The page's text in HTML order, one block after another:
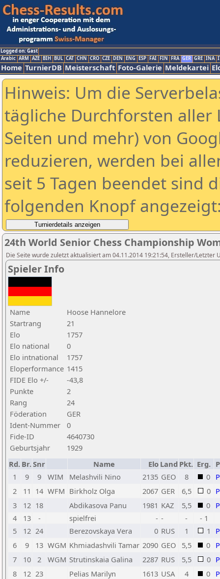
Logged on: Gast
Arabic ARM AZE BIH BUL CAT CHN CRO CZE DEN ENG ESP FAI FIN FRA GER GRE INA
Home TurnierDB Meisterschaft Foto-Galerie Meldekartei
Hinweis: Um die
tägliche Durchforsten aller
Seiten und mehr) von
reduzieren, werden bei
seit 5 Tagen beendet sind
folgenden Knopf
24th World Senior Chess Championship
Die Seite wurde zuletzt aktualisiert am 04.11.2014 19:21:54, Ersteller/Letzter
Spieler Info
Name
Hoose Hannelore
Startrang
21
Elo
1757
Elo national
0
Elo intnational
1757
Eloperformance 1415
FIDE Elo +/-
-43,8
Punkte
2
Rang
24
Föderation
GER
Ident-Nummer
0
Fide-ID
4640730
Geburtsjahr
1929
Rd. Br.Snr Name Elo Land Pkt. Erg.
1
9 9 WIM Melashvili Nino 2135 GEO 8 0
2
11 14 WFM Birkholz Olga 2067 GER 6,5 0
3
12 18 Abdikasova Panu 1981 KAZ 5,5 0
4
13 - spielfrei - - -
- 1
5
12 24 Berezovskaya Vera 0 RUS 1 1
6
9 13 WGM Khmiadashvili Tamar 2090 GEO 5,5 0
7
10 2 WGM Strutinskaia Galina 2287 RUS 5,5 0
8
12 23 Pelias Marilyn 1613 USA 4 0